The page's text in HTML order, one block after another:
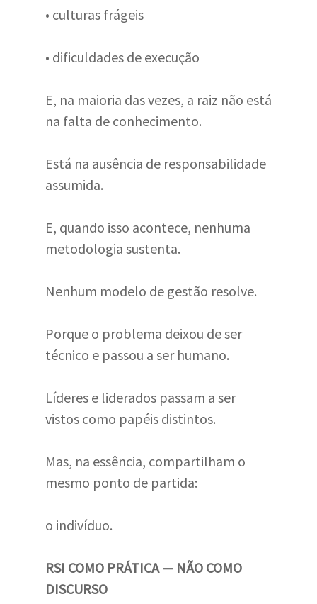
• culturas frágeis
• dificuldades de execução
E, na maioria das vezes, a raiz não está
na falta de conhecimento.
Está na ausência de responsabilidade
assumida.
E, quando isso acontece, nenhuma
metodologia sustenta.
Nenhum modelo de gestão resolve.
Porque o problema deixou de ser
técnico e passou a ser humano.
Líderes e liderados passam a ser
vistos como papéis distintos.
Mas, na essência, compartilham o
mesmo ponto de partida:
o indivíduo.
RSI COMO PRÁTICA — NÃO COMO
DISCURSO